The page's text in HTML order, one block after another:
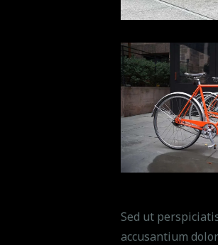
Sed ut
accusantium